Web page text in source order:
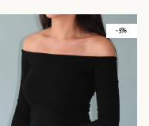
- 5%